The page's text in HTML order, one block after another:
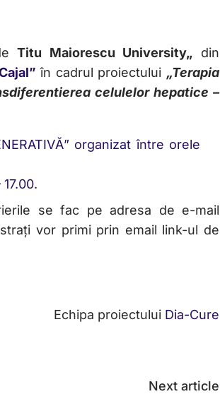
Titu Maiorescu University„ din
în cadrul proiectului „Terapia
celulelor hepatice –
organizat între orele
.
se fac pe adresa de e-mail
vor primi prin email link-ul de
Echipa proiectului Dia-Cure
Next article